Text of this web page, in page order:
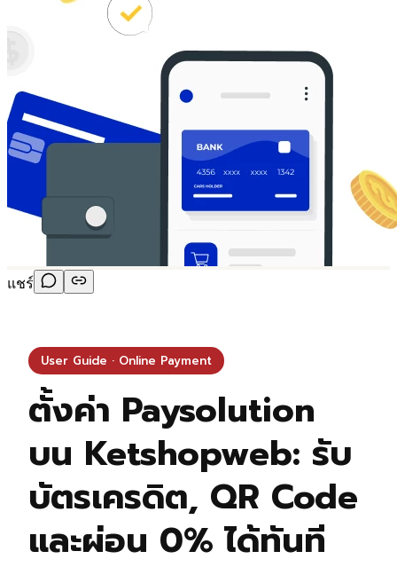
แชร์
User Guide · Online Payment
ตั้งค่า Paysolution
บน Ketshopweb: รับ
บัตรเครดิต, QR Code
และผ่อน 0% ได้ทันที